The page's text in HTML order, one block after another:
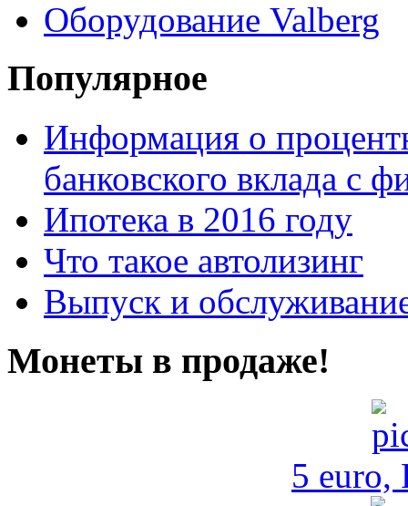
Оборудование Valberg
Популярное
Информация о
банковского вклада с
Ипотека в 2016 году
Что такое автолизинг
Выпуск и
Монеты в продаже!
5 euro,